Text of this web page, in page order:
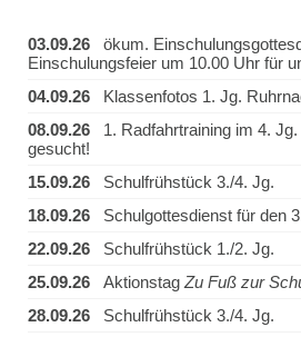
03.09.26 ökum.
Einschulungsfeier um 10.00 Uhr für
04.09.26 Klassenfotos 1. Jg.
08.09.26 1. Radfahrtraining im 4.
gesucht!
15.09.26 Schulfrühstück 3./4. Jg.
18.09.26 Schulgottesdienst für den
22.09.26 Schulfrühstück 1./2. Jg.
25.09.26 Aktionstag Zu Fuß zur
28.09.26 Schulfrühstück 3./4. Jg.